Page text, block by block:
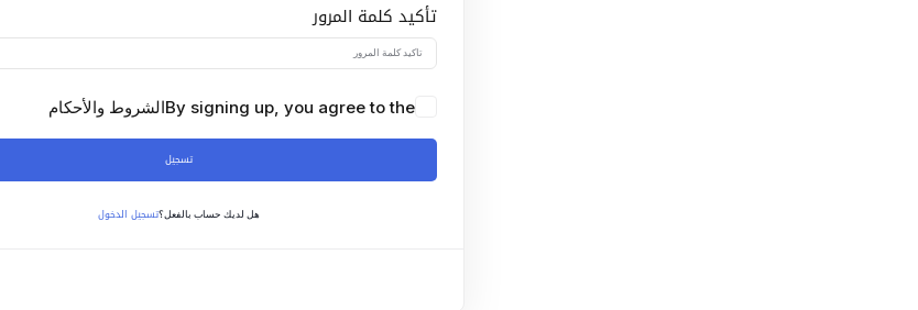
تأكيد كلمة المرور
By signing up, you agree to theالشروط والأحكام
تسجيل
هل لديك حساب بالفعل؟تسجيل الدخول
Sign up
Already have an account?Sign in